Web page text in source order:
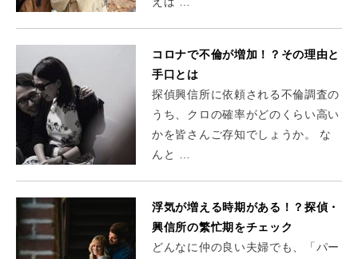
コロナで不倫が増加！？その理由と
手口とは
探偵興信所に依頼される不倫調査の
うち、クロの確率がどのくらい高い
かを皆さんご存知でしょうか。 な
んと …
浮気が増える時期がある！？探偵・
興信所の繁忙期をチェック
どんなに仲の良い夫婦でも、「パー